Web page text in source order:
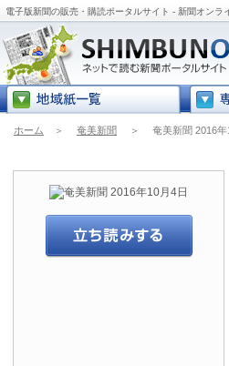
電子版新聞の販売・購読ポータルサイト - 新聞オンラ
ホーム ＞ 奄美新聞 ＞ 奄美新聞 2016年